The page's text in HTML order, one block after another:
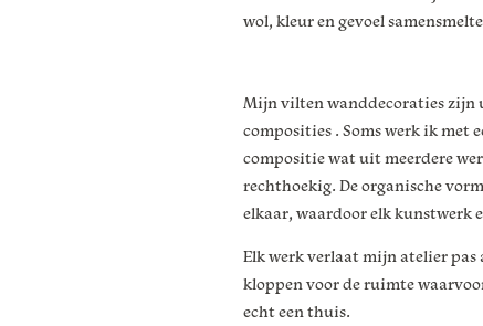
wol, kleur en gevoel
Mijn vilten wanddecoraties zijn
composities . Soms werk ik met
compositie wat uit meerdere
rechthoekig. De organische
elkaar, waardoor elk kunstwerk
Elk werk verlaat mijn atelier
kloppen voor de ruimte
echt een thuis.